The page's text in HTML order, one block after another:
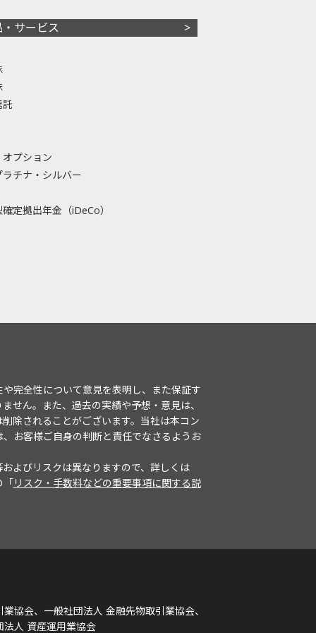
・サービス
託
プション
ラチナ・シルバー
定拠出年金（iDeCo）
完全性について意見を表明し、また保証す
せん。また、過去の実績や予想・意見は、
除されることがございます。当社は本コン
お客様ご自身の判断と責任でなさるようお
よびリスクは異なりますので、詳しくは
「リスク・手数料などの重要事項に関する説
協会、一般社団法人 金融先物取引業協会、
人 資産運用業協会